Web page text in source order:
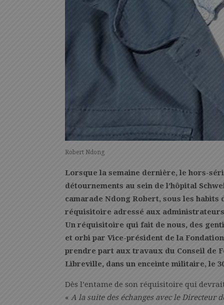
Robert Ndong
Lorsque la semaine dernière, le hors-
détournements au sein de l’hôpital
camarade Ndong Robert, sous les
réquisitoire adressé aux
Un réquisitoire qui fait de nous, des
et orbi par Vice-président de la
prendre part aux travaux du Conseil de
Libreville, dans un enceinte militaire, le
Dès l’entame de son réquisitoire qui
« A la suite des échanges avec le Directeur